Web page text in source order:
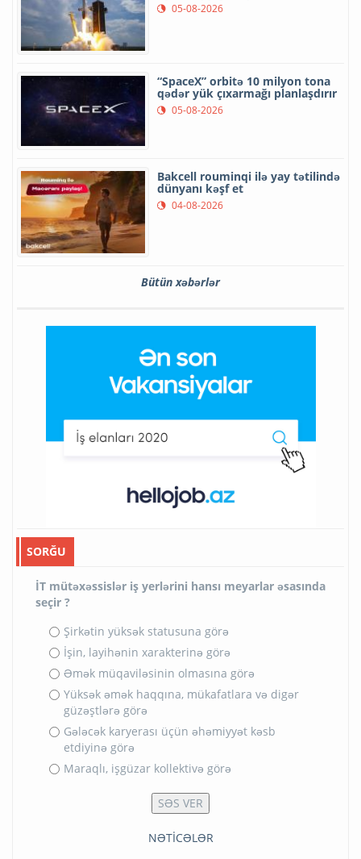
05-08-2026
“SpaceX” orbitə 10 milyon tona
qədər yük çıxarmağı planlaşdırır
05-08-2026
Bakcell rouminqi ilə yay tətilində
dünyanı kəşf et
04-08-2026
Bütün xəbərlər
SORĞU
İT mütəxəssislər iş yerlərini hansı meyarlar əsasında
seçir ?
Şirkətin yüksək statusuna görə
İşin, layihənin xarakterinə görə
Əmək müqaviləsinin olmasına görə
Yüksək əmək haqqına, mükafatlara və digər
güzəştlərə görə
Gələcək karyerası üçün əhəmiyyət kəsb
etdiyinə görə
Maraqlı, işgüzar kollektivə görə
NƏTİCƏLƏR